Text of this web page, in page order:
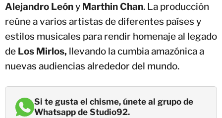
Alejandro Leóny Marthin Chan. La producción
reúne a varios artistas de diferentes países y
estilos musicales para rendir homenaje al legado
de Los Mirlos, llevando la cumbia amazónica a
nuevas audiencias alrededor del mundo.
Si te gusta el chisme, únete al grupo de
Whatsapp de Studio92.